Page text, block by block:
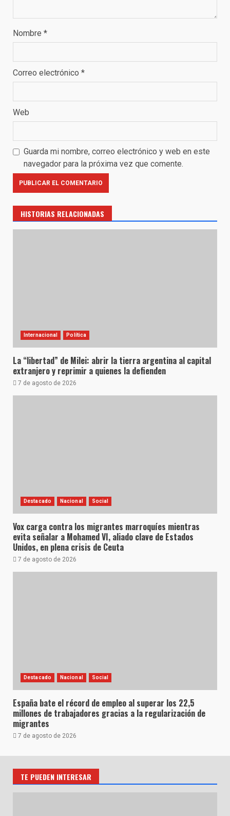
Nombre *
Correo electrónico *
Web
Guarda mi nombre, correo electrónico y web en este
navegador para la próxima vez que comente.
HISTORIAS RELACIONADAS
Internacional Política
La “libertad” de Milei: abrir la tierra argentina al capital
extranjero y reprimir a quienes la defienden
7 de agosto de 2026
Destacado Nacional Social
Vox carga contra los migrantes marroquíes mientras
evita señalar a Mohamed VI, aliado clave de Estados
Unidos, en plena crisis de Ceuta
7 de agosto de 2026
Destacado Nacional Social
España bate el récord de empleo al superar los 22,5
millones de trabajadores gracias a la regularización de
migrantes
7 de agosto de 2026
TE PUEDEN INTERESAR